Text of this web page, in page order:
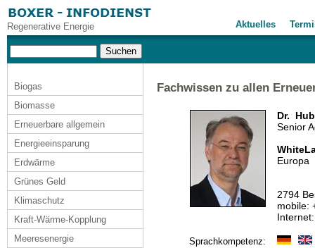
Regenerative Energie Aktuelles
Biogas
Biomasse
Erneuerbare allgemein
Energieeinsparung
Erdwärme
Grünes Geld
Klimaschutz
Kraft-Wärme-Kopplung
Meeresenergie
Fachwissen zu allen
Dr.
Senior
Europa
2794
mobile:
Sprachkompetenz: